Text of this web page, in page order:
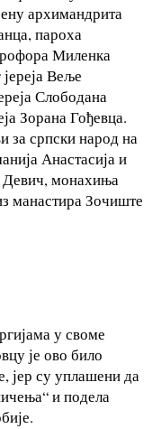
архимандрита
пароха
Миленка
Веље
Слободана
Зорана Гођевца.
за српски народ на
Анастасија и
Девич, монахиња
манастира Зочиште
у своме
је ово било
јер су уплашени да
и подела